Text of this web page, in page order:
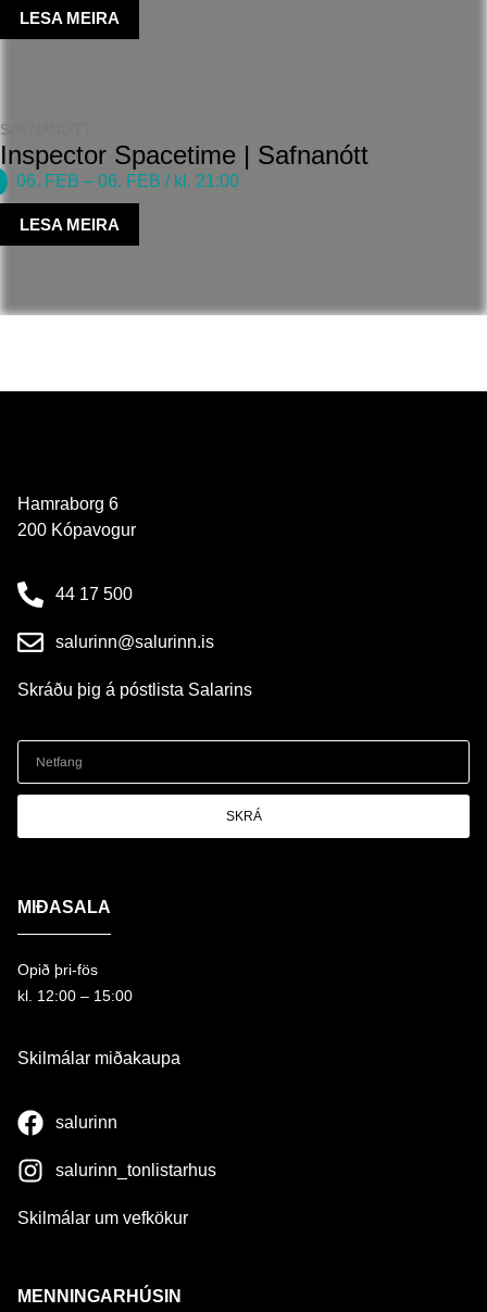
LESA MEIRA
SAFNANÓTT
Inspector Spacetime | Safnanótt
06. FEB – 06. FEB / kl. 21:00
LESA MEIRA
Hamraborg 6
200 Kópavogur
44 17 500
salurinn@salurinn.is
Skráðu þig á póstlista Salarins
SKRÁ
MIÐASALA
Opið þri-fös
kl. 12:00 – 15:00
Skilmálar miðakaupa
salurinn
salurinn_tonlistarhus
Skilmálar um vefkökur
MENNINGARHÚSIN